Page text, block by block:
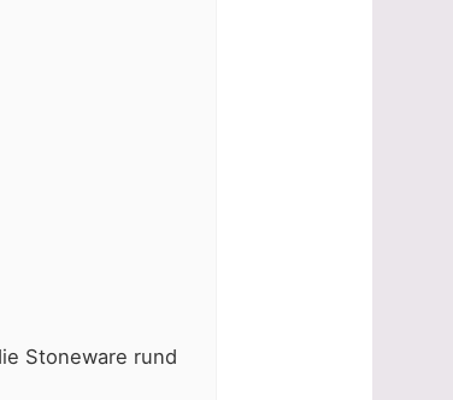
Stoneware rund